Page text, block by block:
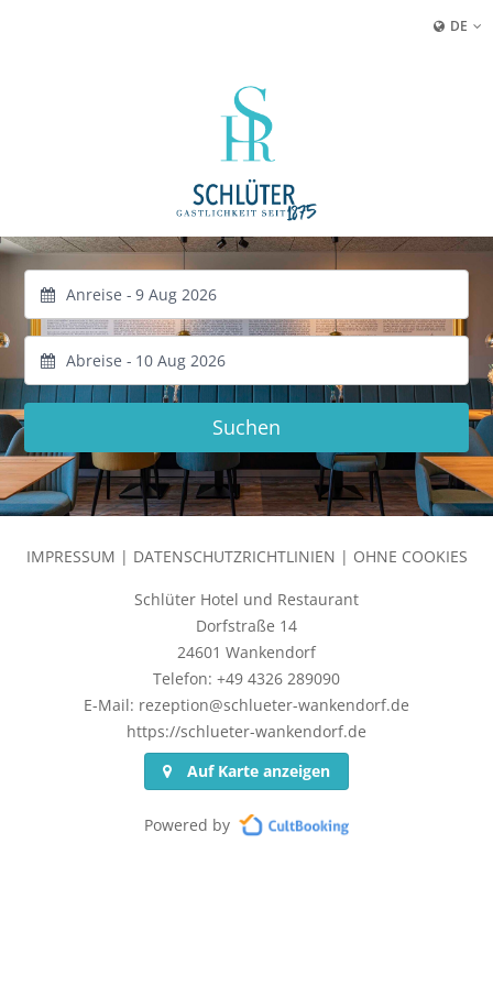
DE
Anreise -
Abreise -
IMPRESSUM | DATENSCHUTZRICHTLINIEN | OHNE COOKIES
Schlüter Hotel und Restaurant
Dorfstraße 14
24601 Wankendorf
Telefon: +49 4326 289090
E-Mail: rezeption@schlueter-wankendorf.de
https://schlueter-wankendorf.de
Auf Karte anzeigen
Powered by